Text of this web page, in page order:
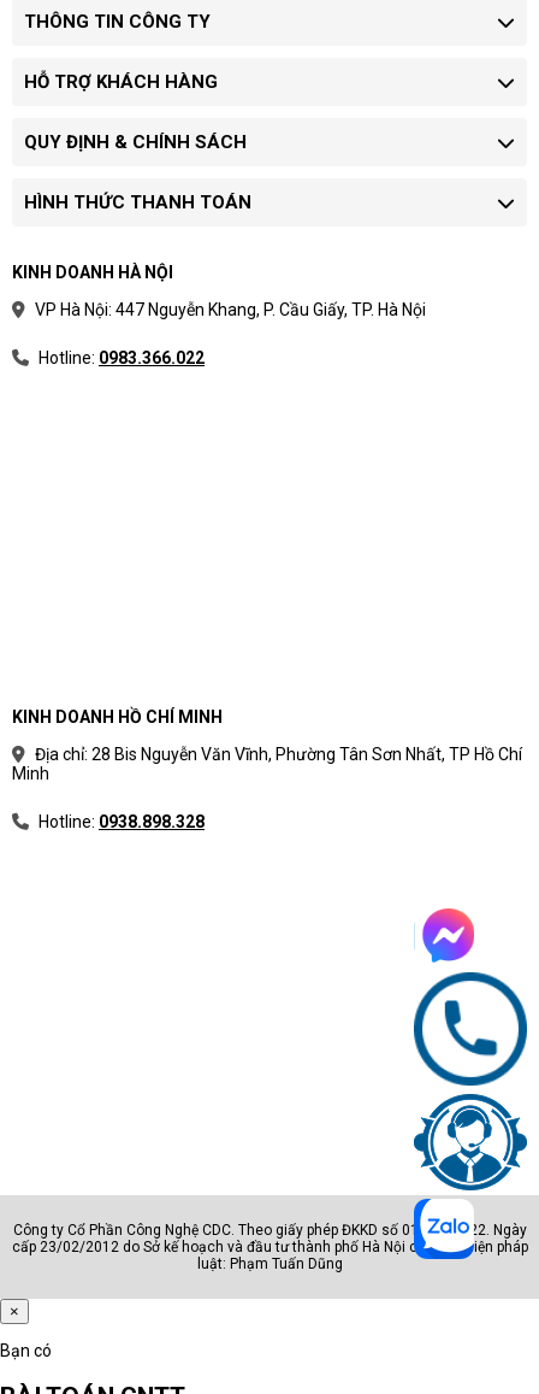
THÔNG TIN CÔNG TY
HỖ TRỢ KHÁCH HÀNG
QUY ĐỊNH & CHÍNH SÁCH
HÌNH THỨC THANH TOÁN
KINH DOANH HÀ NỘI
VP Hà Nội: 447 Nguyễn Khang, P. Cầu Giấy, TP. Hà Nội
Hotline: 0983.366.022
KINH DOANH HỒ CHÍ MINH
Địa chỉ: 28 Bis Nguyễn Văn Vĩnh, Phường Tân Sơn Nhất, TP Hồ Chí
Minh
Hotline: 0938.898.328
Công ty Cổ Phần Công Nghệ CDC. Theo giấy phép ĐKKD số 0105801222. Ngày
cấp 23/02/2012 do Sở kế hoạch và đầu tư thành phố Hà Nội cấp. Đại diện pháp
luật: Phạm Tuấn Dũng
×
Bạn có